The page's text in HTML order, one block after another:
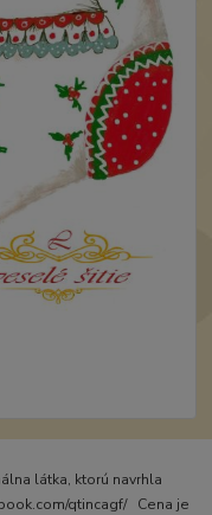
látka, ktorú navrhla
qtincagf/ Cena je